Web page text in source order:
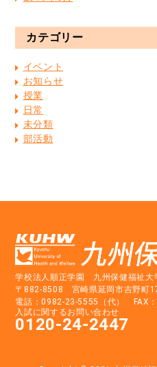
カテゴリー
イベント
お知らせ
授業
日常
未分類
部活動
学校法人順正学園 九州保健福祉大
〒882-8508 宮崎県延岡市吉野町
電話：0982-23-5555（代） FAX
入試に関するお問い合わせ
0120-24-2447